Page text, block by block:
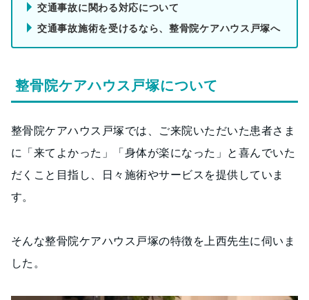
交通事故に関わる対応について
交通事故施術を受けるなら、整骨院ケアハウス戸塚へ
整骨院ケアハウス戸塚について
整骨院ケアハウス戸塚では、ご来院いただいた患者さま
に「来てよかった」「身体が楽になった」と喜んでいた
だくこと目指し、日々施術やサービスを提供していま
す。
そんな整骨院ケアハウス戸塚の特徴を上西先生に伺いま
した。